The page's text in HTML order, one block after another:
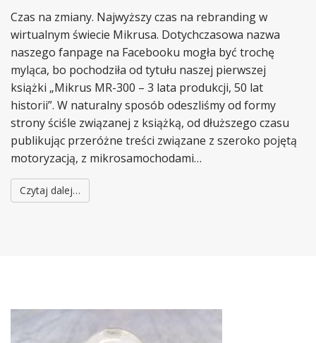
Czas na zmiany. Najwyższy czas na rebranding w
wirtualnym świecie Mikrusa. Dotychczasowa nazwa
naszego fanpage na Facebooku mogła być trochę
myląca, bo pochodziła od tytułu naszej pierwszej
książki „Mikrus MR-300 – 3 lata produkcji, 50 lat
historii”. W naturalny sposób odeszliśmy od formy
strony ściśle związanej z książką, od dłuższego czasu
publikując przeróżne treści związane z szeroko pojętą
motoryzacją, z mikrosamochodami…
Czytaj dalej…